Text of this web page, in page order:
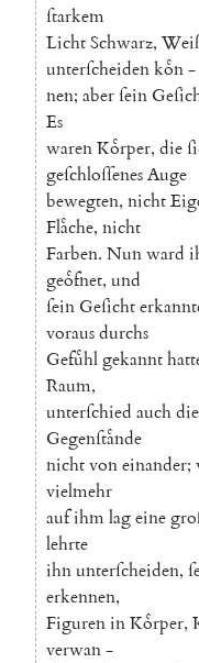
ſtarkem
LichtSchwarz,
unterſcheidenkoͤn-
nen; aberſein
Es
warenKoͤrper, die
geſchloſſenesAuge
bewegten, nicht
Flaͤche, nicht
Farben. Nunward
geoͤfnet, und
ſein Geſicht
vorausdurchs
Gefuͤhlgekannt
Raum,
unterſchied auchdie
Gegenſtaͤnde
nichtvoneinander;
vielmehr
aufihmlageine
lehrte
ihnunterſcheiden,
erkennen,
FigureninKoͤrper,
verwan-